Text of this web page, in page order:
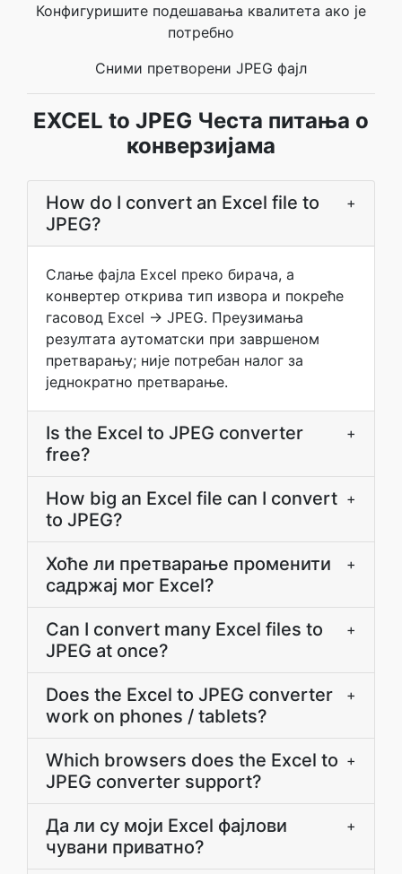
Конфигуришите подешавања квалитета ако је
потребно
Сними претворени JPEG фајл
EXCEL to JPEG Честа питања о
конверзијама
How do I convert an Excel file to
JPEG?
+
Слање фајла Excel преко бирача, а
конвертер открива тип извора и покреће
гасовод Excel → JPEG. Преузимања
резултата аутоматски при завршеном
претварању; није потребан налог за
једнократно претварање.
Is the Excel to JPEG converter
free?
+
How big an Excel file can I convert
to JPEG?
+
Хоће ли претварање променити
садржај мог Excel?
+
Can I convert many Excel files to
JPEG at once?
+
Does the Excel to JPEG converter
work on phones / tablets?
+
Which browsers does the Excel to
JPEG converter support?
+
Да ли су моји Excel фајлови
чувани приватно?
+